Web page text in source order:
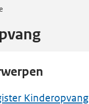
Kinderopvang